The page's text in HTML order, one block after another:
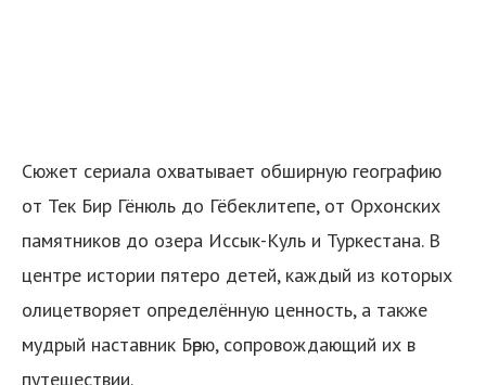
Сюжет сериала охватывает обширную географию
от Тек Бир Гёнюль до Гёбеклитепе, от Орхонских
памятников до озера Иссык-Куль и Туркестана. В
центре истории пятеро детей, каждый из которых
олицетворяет определённую ценность, а также
мудрый наставник Бөрю, сопровождающий их в
путешествии.